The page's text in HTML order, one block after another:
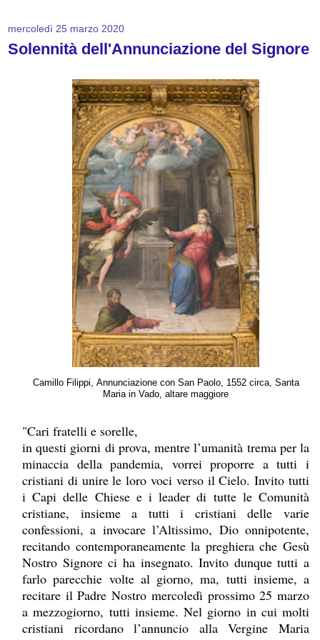
mercoledì 25 marzo 2020
Solennità dell'Annunciazione del Signore
Camillo Filippi, Annunciazione con San Paolo, 1552 circa, Santa
Maria in Vado, altare maggiore
"Cari fratelli e sorelle,
in questi giorni di prova, mentre l’umanità trema per la
minaccia della pandemia, vorrei proporre a tutti i
cristiani di unire le loro voci verso il Cielo. Invito tutti
i Capi delle Chiese e i leader di tutte le Comunità
cristiane, insieme a tutti i cristiani delle varie
confessioni, a invocare l’Altissimo, Dio onnipotente,
recitando contemporaneamente la preghiera che Gesù
Nostro Signore ci ha insegnato. Invito dunque tutti a
farlo parecchie volte al giorno, ma, tutti insieme, a
recitare il Padre Nostro mercoledì prossimo 25 marzo
a mezzogiorno, tutti insieme. Nel giorno in cui molti
cristiani ricordano l’annuncio alla Vergine Maria